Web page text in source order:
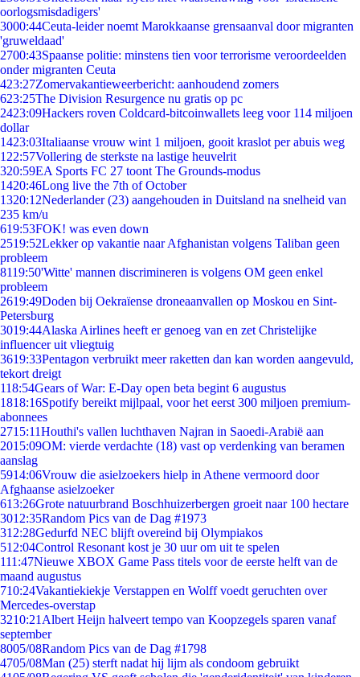
oorlogsmisdadigers'
3000:44Ceuta-leider noemt Marokkaanse grensaanval door migranten
'gruweldaad'
2700:43Spaanse politie: minstens tien voor terrorisme veroordeelden
onder migranten Ceuta
423:27Zomervakantieweerbericht: aanhoudend zomers
623:25The Division Resurgence nu gratis op pc
2423:09Hackers roven Coldcard-bitcoinwallets leeg voor 114 miljoen
dollar
1423:03Italiaanse vrouw wint 1 miljoen, gooit kraslot per abuis weg
1 22:57Vollering de sterkste na lastige heuvelrit
320:59EA Sports FC 27 toont The Grounds-modus
1420:46Long live the 7th of October
1320:12Nederlander (23) aangehouden in Duitsland na snelheid van
235 km/u
619:53FOK! was even down
2519:52Lekker op vakantie naar Afghanistan volgens Taliban geen
probleem
8119:50'Witte' mannen discrimineren is volgens OM geen enkel
probleem
2619:49Doden bij Oekraïense droneaanvallen op Moskou en Sint-
Petersburg
3019:44Alaska Airlines heeft er genoeg van en zet Christelijke
influencer uit vliegtuig
3619:33Pentagon verbruikt meer raketten dan kan worden aangevuld,
tekort dreigt
118:54Gears of War: E-Day open beta begint 6 augustus
1818:16Spotify bereikt mijlpaal, voor het eerst 300 miljoen premium-
abonnees
2715:11Houthi's vallen luchthaven Najran in Saoedi-Arabië aan
2015:09OM: vierde verdachte (18) vast op verdenking van beramen
aanslag
5914:06Vrouw die asielzoekers hielp in Athene vermoord door
Afghaanse asielzoeker
613:26Grote natuurbrand Boschhuizerbergen groeit naar 100 hectare
3012:35Random Pics van de Dag #1973
312:28Gedurfd NEC blijft overeind bij Olympiakos
512:04Control Resonant kost je 30 uur om uit te spelen
111:47Nieuwe XBOX Game Pass titels voor de eerste helft van de
maand augustus
710:24Vakantiekiekje Verstappen en Wolff voedt geruchten over
Mercedes-overstap
3210:21 Albert Heijn halveert tempo van Koopzegels sparen vanaf
september
8005/08Random Pics van de Dag #1798
4705/08Man (25) sterft nadat hij lijm als condoom gebruikt